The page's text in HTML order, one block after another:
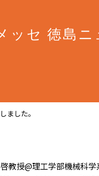
ッセ 徳島ニ
ました。
教授@理工学部機械科